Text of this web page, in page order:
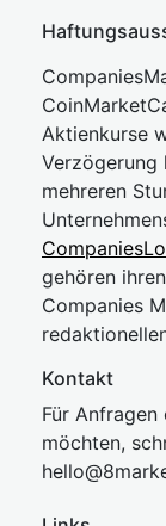
Aktienkurse
Verzögerung
mehreren
gehören
Companies
Kontakt
Für
möchten,
hel